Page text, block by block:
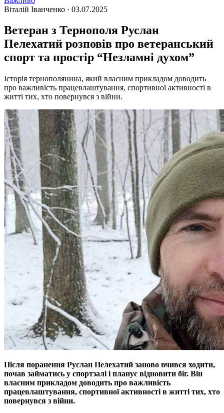
Віталій Іванченко · 03.07.2025
Ветеран з Тернополя Руслан
Пелехатий розповів про ветеранський
спорт та простір “Незламні духом”
Історія тернополянина, який власним прикладом доводить
про важливість працевлаштування, спортивної активності в
житті тих, хто повернувся з війни.
Після поранення Руслан Пелехатий заново вчився ходити,
почав займатись у спортзалі і планує відновити біг. Він
власним прикладом доводить про важливість
працевлаштування, спортивної активності в житті тих, хто
повернувся з війни.